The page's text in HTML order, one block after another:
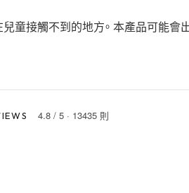
兒童接觸不到的地方。 本產品可能會
4.8/ 5· 13435 則